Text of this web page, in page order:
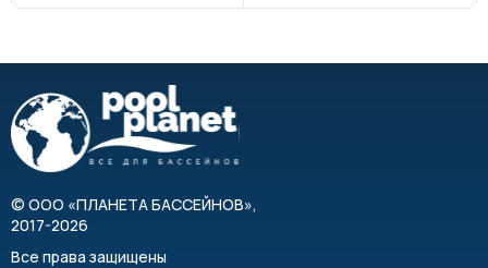
© ООО «ПЛАНЕТА БАССЕЙНОВ»,
2017-2026
Все права защищены